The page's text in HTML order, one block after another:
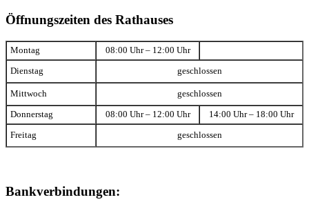
Öffnungszeiten des Rathauses
Montag 08:00 Uhr – 12:00 Uhr
Dienstag geschlossen
Mittwoch geschlossen
Donnerstag 08:00 Uhr – 12:00 Uhr 14:00 Uhr – 18:00 Uhr
Freitag geschlossen
Bankverbindungen: